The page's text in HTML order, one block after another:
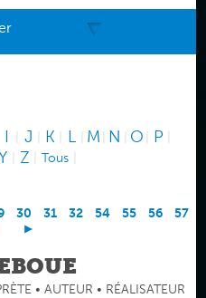
I J K L M N O P
Z Tous
30 31 32 54 55 56
57
• AUTEUR • RÉALISATEUR